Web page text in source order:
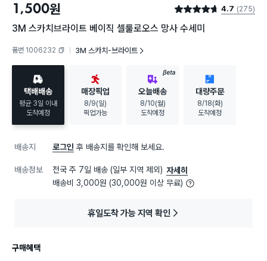
구매했어요
1,500원 별점 4.7점 4.7 (275)
3M 스카치브라이트 베이직 셀룰로오스 망사 수세미
품번 1006232
3M 스카치-브라이트
택배배송
평균 3일 이내
도착예정
매장픽업
8/9(일)
픽업가능
BETA
오늘배송
8/10(월)
도착예정
대량주문
8/18(화)
도착예정
배송지 로그인 후 배송지를 확인해 보세요.
배송정보 전국 주 7일 배송 (일부 지역 제외) 자세히
배송비 3,000원 (30,000원 이상 무료)
휴일도착 가능 지역 확인
구매혜택